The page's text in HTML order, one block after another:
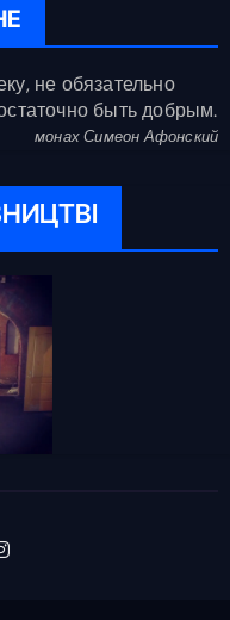
не обязательно
быть добрым.
монах Симеон Афонский